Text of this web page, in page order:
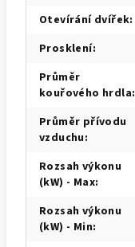
Otevírání dvířek:
Prosklení:
Průměr
kouřového hrdla:
Průměr přívodu
vzduchu:
Rozsah výkonu
(kW) - Max:
Rozsah výkonu
(kW) - Min: